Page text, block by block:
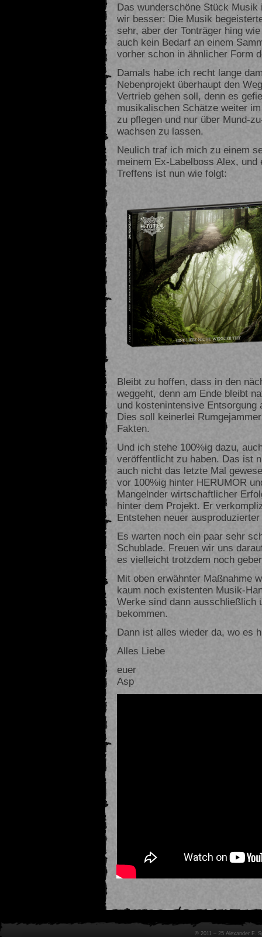
Das wunderschöne Stück Musik
wir besser: Die Musik
sehr, aber der Tonträger hing
auch kein Bedarf an einem
vorher schon in ähnlicher Form
Damals habe ich recht lange
Nebenprojekt überhaupt den
Vertrieb gehen soll, denn es
musikalischen Schätze weiter
zu pflegen und nur über Mund-
wachsen zu lassen.
Neulich traf ich mich zu einem
meinem Ex-Labelboss Alex,
Treffens ist nun wie folgt:
Bleibt zu hoffen, dass in den
weggeht, denn am Ende bleibt
und kostenintensive Entsorgung
Dies soll keinerlei
Fakten.
Und ich stehe 100%ig dazu,
veröffentlicht zu haben. Das ist
auch nicht das letzte Mal
vor 100%ig hinter HERUMOR
Mangelnder wirtschaftlicher
hinter dem Projekt. Er
Entstehen neuer
Es warten noch ein paar sehr
Schublade. Freuen wir uns
es vielleicht trotzdem noch
Mit oben erwähnter Maßnahme
kaum noch existenten Musik-
Werke sind dann ausschließlich
bekommen.
Dann ist alles wieder da, wo es
Alles Liebe
euer
Asp
© 2011 – 25 Alexander F.